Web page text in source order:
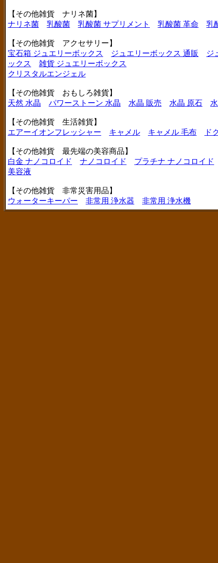
【その他雑貨 ナリネ菌】
ナリネ菌
乳酸菌 乳酸菌 サプリメント 乳酸菌 革命 乳
【その他雑貨 アクセサリー】
宝石箱 ジュエリーボックス
ジュエリーボックス 通販
ジ
ックス
雑貨 ジュエリーボックス
クリスタルエンジェル
【その他雑貨 おもしろ雑貨】
天然 水晶
パワーストーン 水晶 水晶 販売 水晶 原石
【その他雑貨 生活雑貨】
エアーイオンフレッシャー
キャメル キャメル 毛布 ド
【その他雑貨 最先端の美容商品】
白金 ナノコロイド
ナノコロイド
プラチナ ナノコロイド
美容液
【その他雑貨 非常災害用品】
ウォーターキーパー
非常用 浄水器 非常用 浄水機